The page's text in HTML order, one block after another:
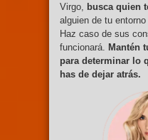
Virgo, busca quien
alguien de tu
Haz caso de sus
funcionará. Mantén
para determinar lo
has de dejar atrás.